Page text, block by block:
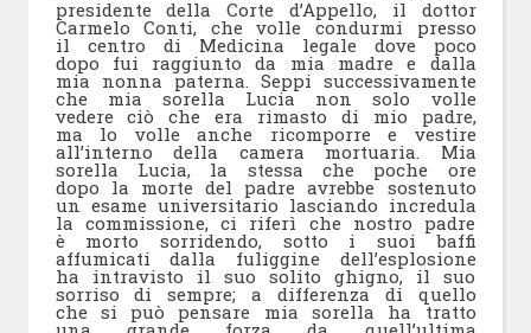
presidente della Corte d’Appello, il dottor
Carmelo Conti, che volle condurmi presso
il centro di Medicina legale dove poco
dopo fui raggiunto da mia madre e dalla
mia nonna paterna. Seppi successivamente
che mia sorella Lucia non solo volle
vedere ciò che era rimasto di mio padre,
ma lo volle anche ricomporre e vestire
all’interno della camera mortuaria. Mia
sorella Lucia, la stessa che poche ore
dopo la morte del padre avrebbe sostenuto
un esame universitario lasciando incredula
la commissione, ci riferì che nostro padre
è morto sorridendo, sotto i suoi baffi
affumicati dalla fuliggine dell’esplosione
ha intravisto il suo solito ghigno, il suo
sorriso di sempre; a differenza di quello
che si può pensare mia sorella ha tratto